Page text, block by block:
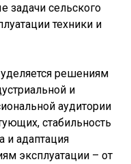
задачи сельского
техники и
решениям
и
аудитории
стабильность
и адаптация
эксплуатации – от